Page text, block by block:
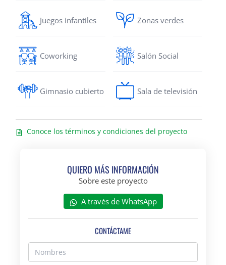
Juegos infantiles Zonas verdes
Coworking Salón Social
Gimnasio cubierto Sala de televisión
Conoce los términos y condiciones del proyecto
QUIERO MÁS INFORMACIÓN
Sobre este proyecto
A través de WhatsApp
CONTÁCTAME